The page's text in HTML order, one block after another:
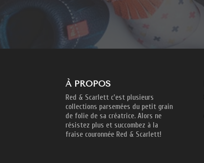
À PROPOS
Red & Scarlett c'est plusieurs
collections parsemées du petit grain
de folie de sa créatrice. Alors ne
résistez plus et succombez à la
fraise couronnée Red & Scarlett!